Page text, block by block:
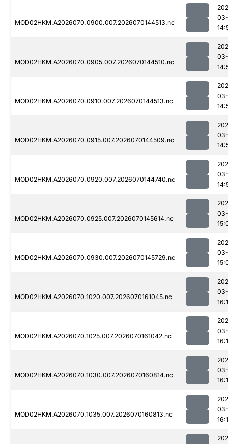
MOD02HKM.A2026070.0900.007.2026070144513.nc
03-
MOD02HKM.A2026070.0905.007.2026070144510.nc
03-
MOD02HKM.A2026070.0910.007.2026070144513.nc
03-
MOD02HKM.A2026070.0915.007.2026070144509.nc
03-
MOD02HKM.A2026070.0920.007.2026070144740.nc
03-
MOD02HKM.A2026070.0925.007.2026070145614.nc
03-
MOD02HKM.A2026070.0930.007.2026070145729.nc
03-
MOD02HKM.A2026070.1020.007.2026070161045.nc
03-
MOD02HKM.A2026070.1025.007.2026070161042.nc
03-
MOD02HKM.A2026070.1030.007.2026070160814.nc
03-
MOD02HKM.A2026070.1035.007.2026070160813.nc
03-